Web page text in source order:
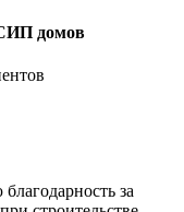
домов
за